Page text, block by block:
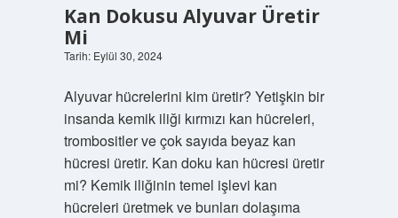
Kan Dokusu Alyuvar Üretir
Mi
Tarih: Eylül 30, 2024
Alyuvar hücrelerini kim üretir? Yetişkin bir
insanda kemik iliği kırmızı kan hücreleri,
trombositler ve çok sayıda beyaz kan
hücresi üretir. Kan doku kan hücresi üretir
mi? Kemik iliğinin temel işlevi kan
hücreleri üretmek ve bunları dolaşıma